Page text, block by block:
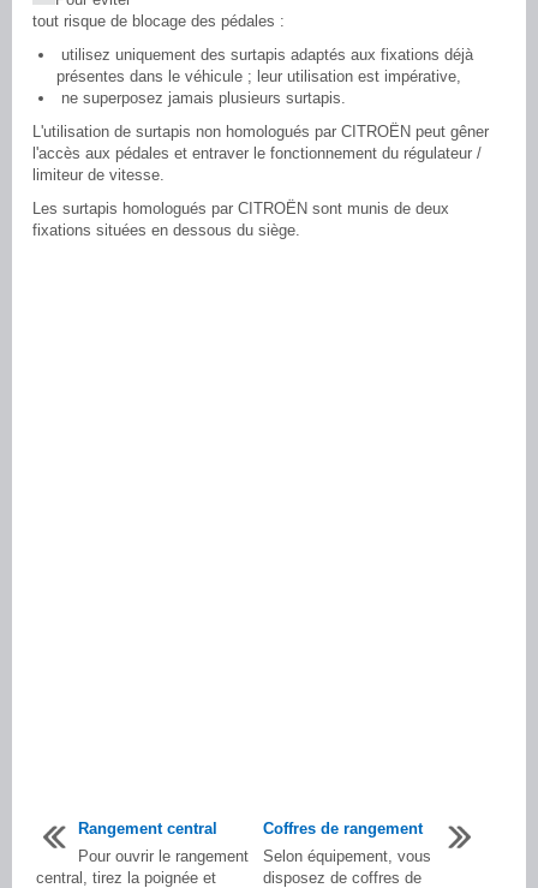
tout risque de blocage des pédales :
utilisez uniquement des surtapis adaptés aux fixations déjà
présentes dans le véhicule ; leur utilisation est impérative,
ne superposez jamais plusieurs surtapis.
L'utilisation de surtapis non homologués par CITROËN peut gêner
l'accès aux pédales et entraver le fonctionnement du régulateur /
limiteur de vitesse.
Les surtapis homologués par CITROËN sont munis de deux
fixations situées en dessous du siège.
Rangement central
Pour ouvrir le rangement
central, tirez la poignée et
Coffres de rangement
Selon équipement, vous
disposez de coffres de